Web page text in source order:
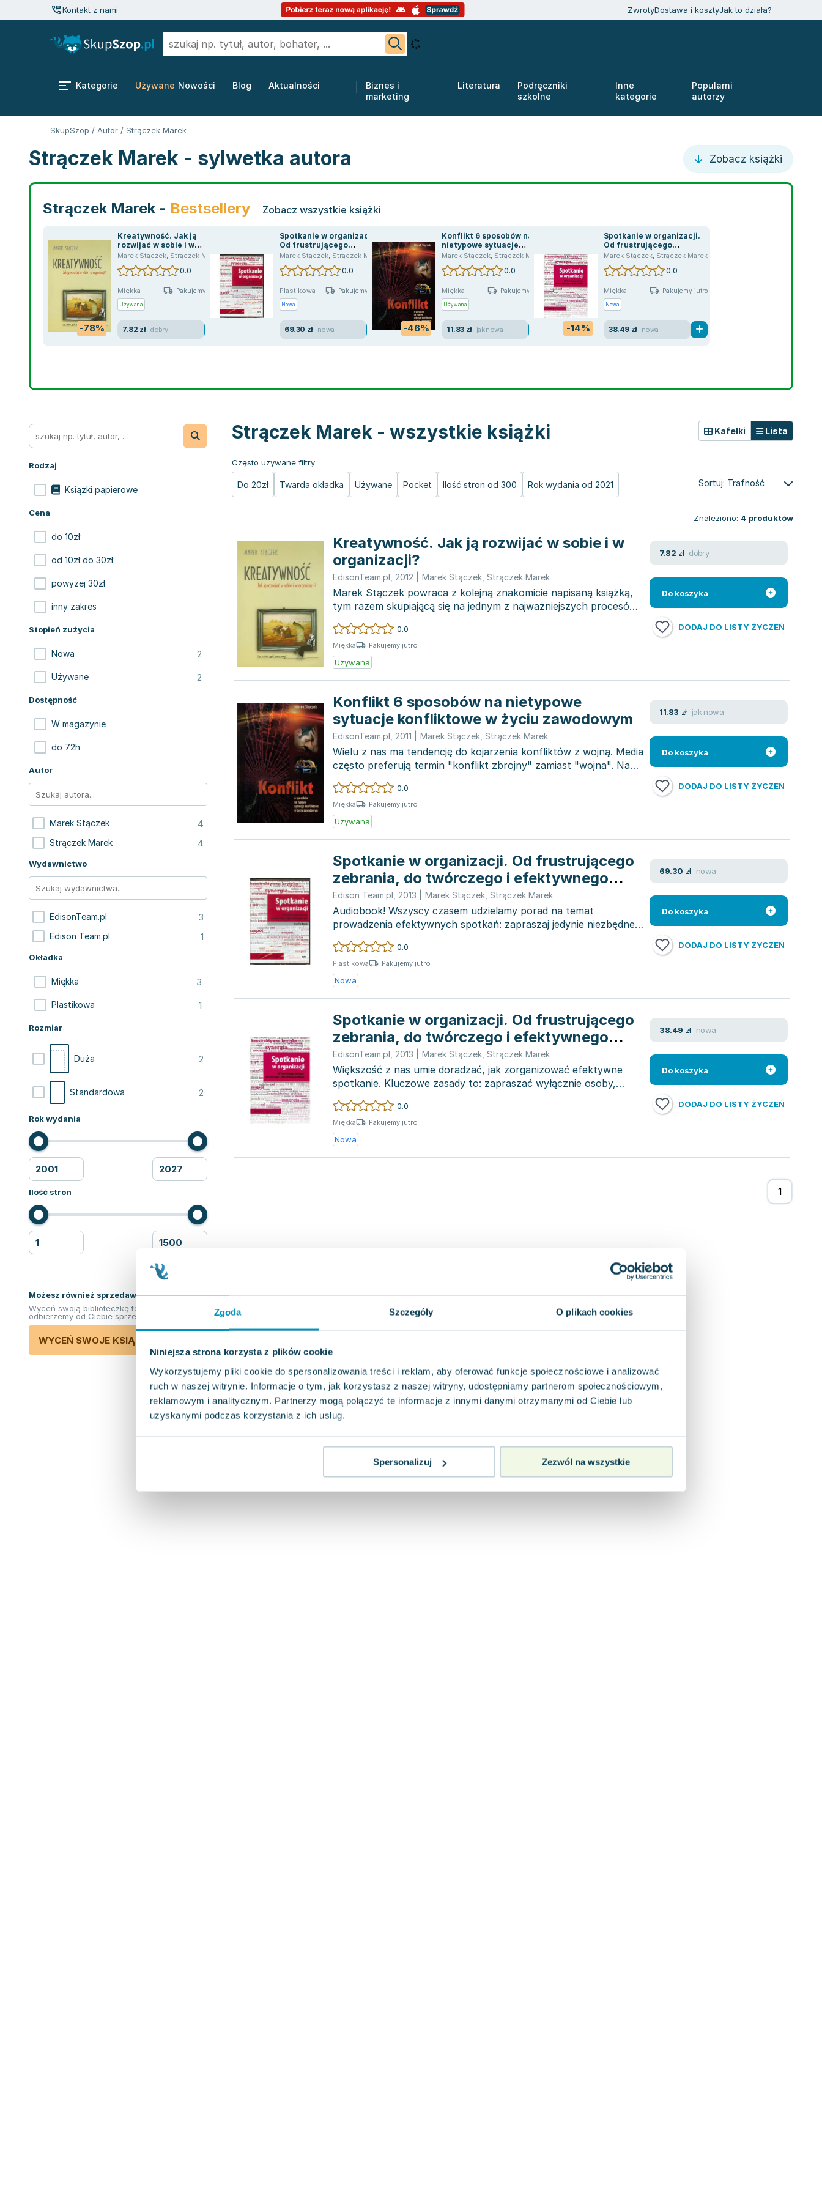
Zgoda Szczegóły O plikach cookies
Niniejsza strona korzysta z plików cookie
Wykorzystujemy pliki cookie do spersonalizowania treści i reklam, aby oferować funkcje społecznościowe i analizować
ruch w naszej witrynie. Informacje o tym, jak korzystasz z naszej witryny, udostępniamy partnerom społecznościowym,
reklamowym i analitycznym. Partnerzy mogą połączyć te informacje z innymi danymi otrzymanymi od Ciebie lub
uzyskanymi podczas korzystania z ich usług.
Spersonalizuj Zezwól na wszystkie
Kontakt z nami ZwrotyDostawa i kosztyJak to działa?
Kategorie Używane Nowości Blog Aktualności
Biznes i
marketing
Literatura
Podręczniki
szkolne
Inne
kategorie
Popularni
autorzy
SkupSzop / Autor / Strączek Marek
Strączek Marek - sylwetka autora Zobacz książki
Strączek Marek - Bestsellery Zobacz wszystkie książki
-78%
Kreatywność. Jak ją
rozwijać w sobie i w
organizacji?
Marek Stączek, Strączek Marek
0.0
Miękka Pakujemy jutro
Używana
7.82 zł dobry
Spotkanie w organizacji.
Od frustrującego
zebrania, do twórczego i
efektywnego spotkania
Marek Stączek, Strączek Marek
0.0
Plastikowa Pakujemy jutro
Nowa
69.30 zł nowa -46%
Konflikt 6 sposobów na
nietypowe sytuacje
konfliktowe w życiu
zawodowym
Marek Stączek, Strączek Marek
0.0
Miękka Pakujemy jutro
Używana
11.83 zł jak nowa -14%
Spotkanie w organizacji.
Od frustrującego
zebrania, do twórczego i
efektywnego spotkania
Marek Stączek, Strączek Marek
0.0
Miękka Pakujemy jutro
Nowa
38.49 zł nowa
Rodzaj
Książki papierowe
Cena
do 10zł
od 10zł do 30zł
powyżej 30zł
inny zakres
Stopień zużycia
Nowa 2
Używane 2
Dostępność
W magazynie
do 72h
Autor
Marek Stączek 4
Strączek Marek 4
Wydawnictwo
EdisonTeam.pl 3
Edison Team.pl 1
Okładka
Miękka 3
Plastikowa 1
Rozmiar
Duża 2
Standardowa 2
Rok wydania
Ilość stron
Możesz również sprzedawać ksiązki!
Wyceń swoją biblioteczkę teraz. Odkupimy i
odbierzemy od Ciebie sprzedane książki.
WYCEŃ SWOJE KSIĄŻKI
Strączek Marek - wszystkie książki
Często używane filtry
Do 20zł Twarda okładka Używane Pocket Ilość stron od 300 Rok wydania od 2021
Kafelki Lista
Sortuj: Trafność
Znaleziono: 4 produktów
Kreatywność. Jak ją rozwijać w sobie i w
organizacji?
EdisonTeam.pl 2012 Marek Stączek Strączek Marek
Marek Stączek powraca z kolejną znakomicie napisaną książką,
tym razem skupiającą się na jednym z najważniejszych procesów
umysłow...
0.0
Miękka Pakujemy jutro
Używana
7.82 zł dobry
Do koszyka
DODAJ DO LISTY ŻYCZEŃ
Konflikt 6 sposobów na nietypowe
sytuacje konfliktowe w życiu zawodowym
EdisonTeam.pl 2011 Marek Stączek Strączek Marek
Wielu z nas ma tendencję do kojarzenia konfliktów z wojną. Media
często preferują termin "konflikt zbrojny" zamiast "wojna". Na
wo...
0.0
Miękka Pakujemy jutro
Używana
11.83 zł jak nowa
Do koszyka
DODAJ DO LISTY ŻYCZEŃ
Spotkanie w organizacji. Od frustrującego
zebrania, do twórczego i efektywnego
spotkania
Edison Team.pl 2013 Marek Stączek Strączek Marek
Audiobook! Wszyscy czasem udzielamy porad na temat
prowadzenia efektywnych spotkań: zapraszaj jedynie niezbędne
osoby, koncentruj...
0.0
Plastikowa Pakujemy jutro
Nowa
69.30 zł nowa
Do koszyka
DODAJ DO LISTY ŻYCZEŃ
Spotkanie w organizacji. Od frustrującego
zebrania, do twórczego i efektywnego
spotkania
EdisonTeam.pl 2013 Marek Stączek Strączek Marek
Większość z nas umie doradzać, jak zorganizować efektywne
spotkanie. Kluczowe zasady to: zapraszać wyłącznie osoby,
których obecno...
0.0
Miękka Pakujemy jutro
Nowa
38.49 zł nowa
Do koszyka
DODAJ DO LISTY ŻYCZEŃ